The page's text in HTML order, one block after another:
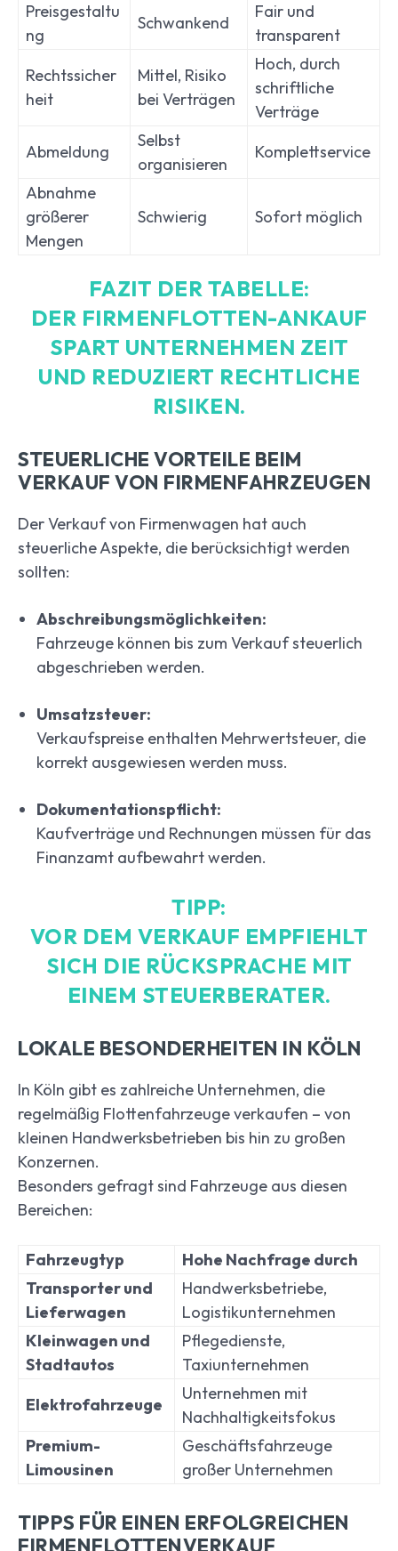
Preisgestaltu
ng
Schwankend
Fair und
transparent
Rechtssicher
heit
Mittel, Risiko
bei Verträgen
Hoch, durch
schriftliche
Verträge
Abmeldung
Selbst
organisieren
Komplettservice
Abnahme
größerer
Mengen
Schwierig Sofort möglich
FAZIT DER TABELLE:
DER FIRMENFLOTTEN-ANKAUF
SPART UNTERNEHMEN ZEIT
UND REDUZIERT RECHTLICHE
RISIKEN.
STEUERLICHE VORTEILE BEIM
VERKAUF VON FIRMENFAHRZEUGEN
Der Verkauf von Firmenwagen hat auch
steuerliche Aspekte, die berücksichtigt werden
sollten:
Abschreibungsmöglichkeiten:
Fahrzeuge können bis zum Verkauf steuerlich
abgeschrieben werden.
Umsatzsteuer:
Verkaufspreise enthalten Mehrwertsteuer, die
korrekt ausgewiesen werden muss.
Dokumentationspflicht:
Kaufverträge und Rechnungen müssen für das
Finanzamt aufbewahrt werden.
TIPP:
VOR DEM VERKAUF EMPFIEHLT
SICH DIE RÜCKSPRACHE MIT
EINEM STEUERBERATER.
LOKALE BESONDERHEITEN IN KÖLN
In Köln gibt es zahlreiche Unternehmen, die
regelmäßig Flottenfahrzeuge verkaufen – von
kleinen Handwerksbetrieben bis hin zu großen
Konzernen.
Besonders gefragt sind Fahrzeuge aus diesen
Bereichen:
Fahrzeugtyp
Hohe Nachfrage durch
Transporter und
Lieferwagen
Handwerksbetriebe,
Logistikunternehmen
Kleinwagen und
Stadtautos
Pflegedienste,
Taxiunternehmen
Elektrofahrzeuge
Unternehmen mit
Nachhaltigkeitsfokus
Premium-
Limousinen
Geschäftsfahrzeuge
großer Unternehmen
TIPPS FÜR EINEN ERFOLGREICHEN